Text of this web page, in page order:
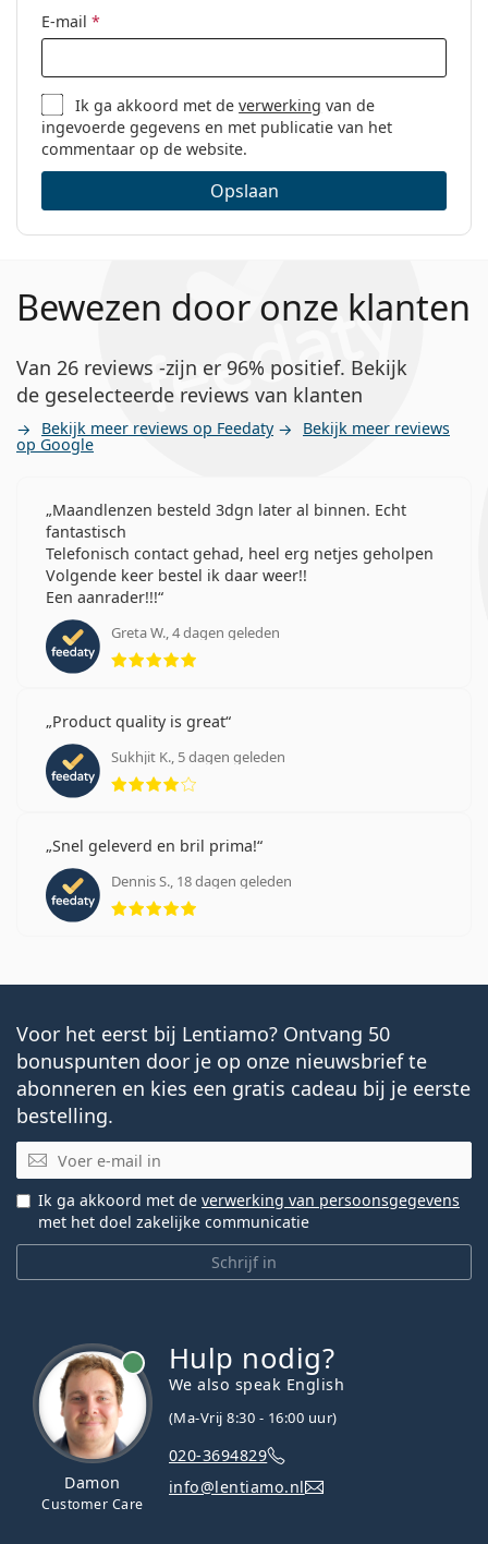
E-mail *
Ik ga akkoord met deverwerking van de
ingevoerde gegevens en met publicatie van het
commentaar op de website.
Opslaan
Bewezen door onze klanten
Van 26 reviews -zijn er 96% positief. Bekijk
de geselecteerde reviews van klanten
Bekijk meer reviews op Feedaty Bekijk meer reviews
op Google
Maandlenzen besteld 3dgn later al binnen. Echt
fantastisch
Telefonisch contact gehad, heel erg netjes geholpen
Volgende keer bestel ik daar weer!!
Een aanrader!!!
Greta W., 4 dagen geleden
Beoordeling 5 van 5
Product quality is great
Sukhjit K., 5 dagen geleden
Beoordeling 4 van 5
Snel geleverd en bril prima!
Dennis S., 18 dagen geleden
Beoordeling 5 van 5
Voor het eerst bij Lentiamo? Ontvang 50
bonuspunten door je op onze nieuwsbrief te
abonneren en kies een gratis cadeau bij je eerste
bestelling.
E-mail
Schrijf in
Ik ga akkoord met de verwerking van persoonsgegevens
met het doel zakelijke communicatie
Damon
Customer Care
Hulp nodig?
We also speak English
(Ma-Vrij 8:30 - 16:00 uur)
020-3694829
info@lentiamo.nl